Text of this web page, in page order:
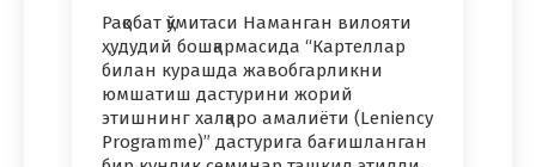
Рақобат қўмитаси Наманган вилояти
ҳудудий бошқармасида “Картеллар
билан курашда жавобгарликни
юмшатиш дастурини жорий
этишнинг халқаро амалиёти (Leniency
Programme)” дастурига бағишланган